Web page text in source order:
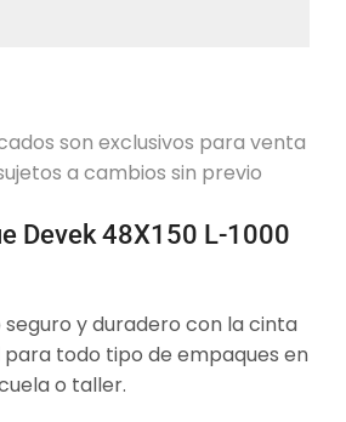
son exclusivos para venta
a cambios sin previo
Devek 48X150 L-1000
y duradero con la cinta
para todo tipo de empaques en
o taller.